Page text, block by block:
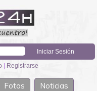
| Registrarse
Fotos
Noticias